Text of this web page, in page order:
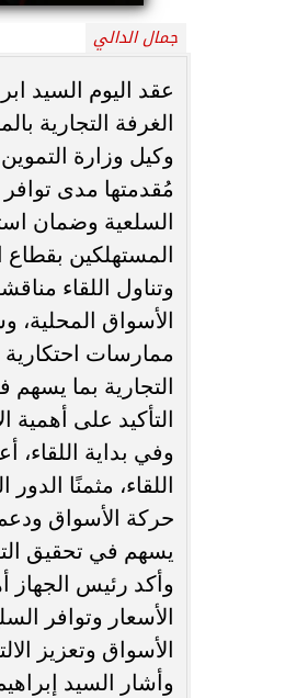
جمال الدالي
عقد اليوم السيد
الغرفة التجارية
وكيل وزارة
مُقدمتها مدى توافر
السلعية وضمان
المستهلكين بقطاع
وتناول اللقاء
الأسواق المحلية،
ممارسات احتكارية
التجارية بما
التأكيد على أهمية
وفي بداية
اللقاء، مثمنًا
حركة الأسواق ودعم
يسهم في تحقيق
وأكد رئيس الجهاز
الأسعار وتوافر
الأسواق وتعزيز
وأشار السيد
محافظ أسيوط : حملات مكثفة لرفع
الإشغالات بحي شرق لإعادة الانضباط
وتحقيق...